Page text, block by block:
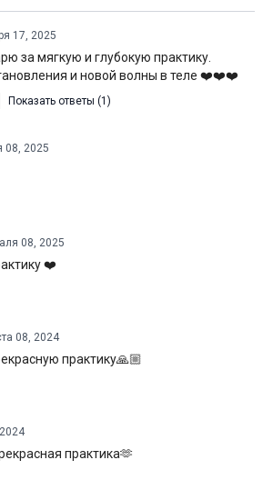
тела и гармонизация состояния
динамическая практика общей
17, 2025
за мягкую и глубокую практику.
и новой волны в теле ❤️❤️❤️
Показать ответы (1)
08, 2025
08, 2025
❤️
08, 2024
практику🙏🏼
практика🫶